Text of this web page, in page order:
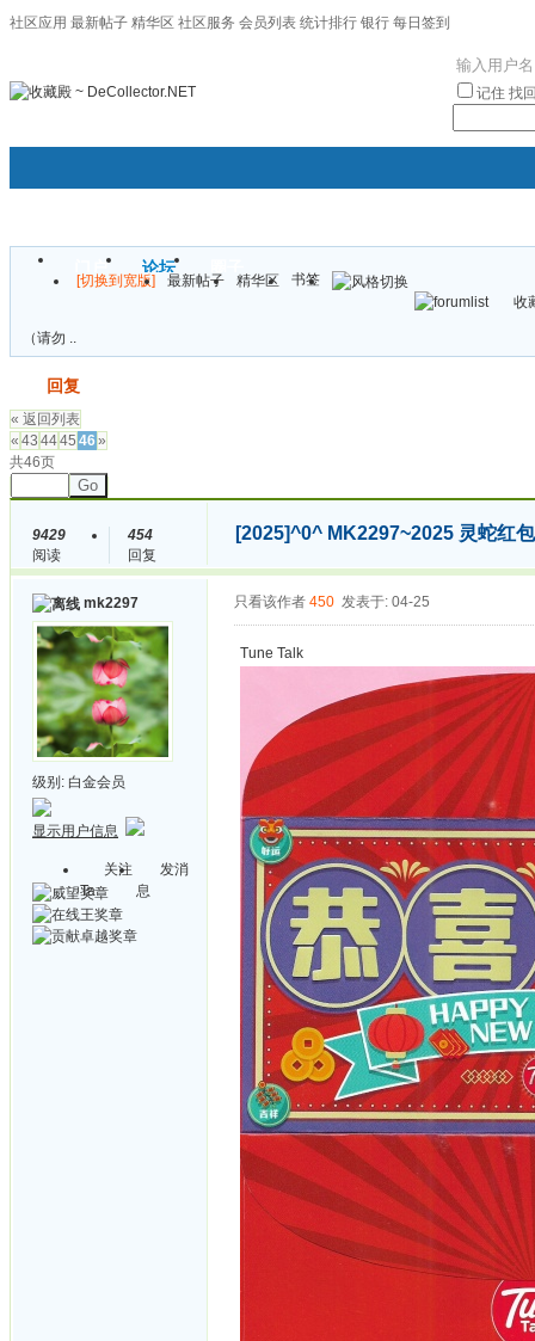
社区应用 最新帖子 精华区 社区服务 会员列表 统计排行 银行 每日签到
记住 找
门户 论坛
[切换到宽版] 最新帖子 精华区
书签
收
（请勿 ..
回复
« 返回列表
« 43 4445 46»
共46页
Go
9429
阅读
454
回复
[2025]^0^ MK2297~2025 灵蛇红
mk2297
级别: 白金会员
显示用户信息
关注
Ta
发消
息
只看该作者 450 发表于: 04-25
Tune Talk